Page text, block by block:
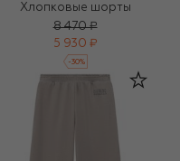
Хлопковые шорты
8 470 ₽
5 930 ₽
-30%